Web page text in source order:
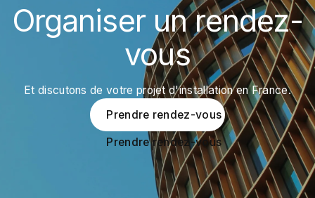
Organiser un rendez-
vous
Et discutons de votre projet d'installation en France.
Prendre rendez-vous
Prendre rendez-vous